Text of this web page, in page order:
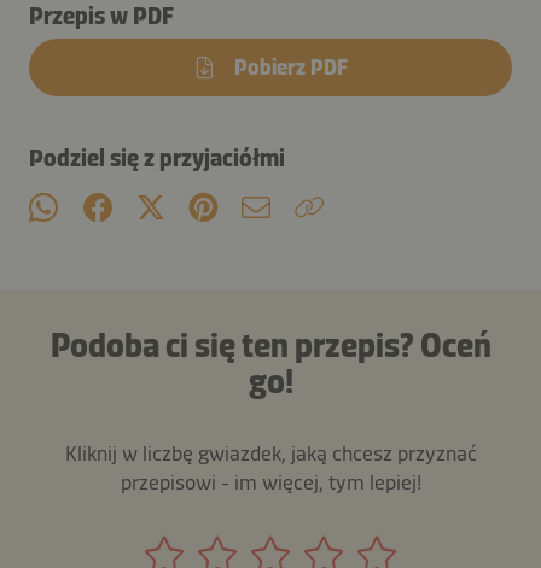
Przepis w PDF
Pobierz PDF
Podziel się z przyjaciółmi
Podoba ci się ten przepis? Oceń
go!
Kliknij w liczbę gwiazdek, jaką chcesz przyznać
przepisowi - im więcej, tym lepiej!